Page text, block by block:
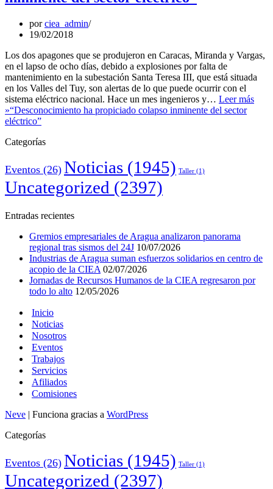
porciea_admin
19/02/2018
Los dos apagones que se produjeron en Caracas, Miranda y Vargas,
en el lapso de ocho días, debido a explosiones por falta de
mantenimiento en la subestación Santa Teresa III, que está situada
en los Valles del Tuy, son alertas de lo que puede ocurrir con el
sistema eléctrico nacional. Hace un mes ingenieros y… Leer más
»“Desconocimiento ha propiciado colapso inminente del sector
eléctrico”
Categorías
Eventos (26) Noticias (1945) Taller (1)
Uncategorized (2397)
Entradas recientes
Gremios empresariales de Aragua analizaron panorama
regional tras sismos del 24J 10/07/2026
Industrias de Aragua suman esfuerzos solidarios en centro de
acopio de la CIEA 02/07/2026
Jornadas de Recursos Humanos de la CIEA regresaron por
todo lo alto 12/05/2026
Inicio
Noticias
Nosotros
Eventos
Trabajos
Servicios
Afiliados
Comisiones
Neve | Funciona gracias a WordPress
Categorías
Eventos (26) Noticias (1945) Taller (1)
Uncategorized (2397)